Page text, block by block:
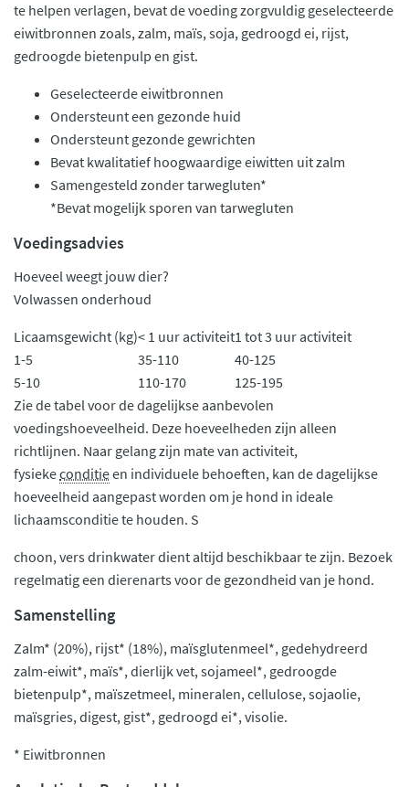
te helpen verlagen, bevat de voeding zorgvuldig geselecteerde
eiwitbronnen zoals, zalm, maïs, soja, gedroogd ei, rijst,
gedroogde bietenpulp en gist.
Geselecteerde eiwitbronnen
Ondersteunt een gezonde huid
Ondersteunt gezonde gewrichten
​Bevat kwalitatief hoogwaardige eiwitten uit zalm
Samengesteld zonder tarwegluten*
*Bevat mogelijk sporen van tarwegluten
Voedingsadvies
Hoeveel weegt jouw dier?
Volwassen onderhoud
Licaamsgewicht (kg)< 1 uur activiteit1 tot 3 uur activiteit
1-5
35-110
40-125
5-10
110-170
125-195
Zie de tabel voor de dagelijkse aanbevolen
voedingshoeveelheid. Deze hoeveelheden zijn alleen
richtlijnen. Naar gelang zijn mate van activiteit,
fysiekeconditieen individuele behoeften, kan de dagelijkse
hoeveelheid aangepast worden om je hond in ideale
lichaamsconditie te houden. S
choon, vers drinkwater dient altijd beschikbaar te zijn. Bezoek
regelmatig een dierenarts voor de gezondheid van je hond.
Samenstelling
Zalm* (20%), rijst* (18%), maïsglutenmeel*, gedehydreerd
zalm-eiwit*, maïs*, dierlijk vet, sojameel*, gedroogde
bietenpulp*, maïszetmeel, mineralen, cellulose, sojaolie,
maïsgries, digest, gist*, gedroogd ei*, visolie.
* Eiwitbronnen